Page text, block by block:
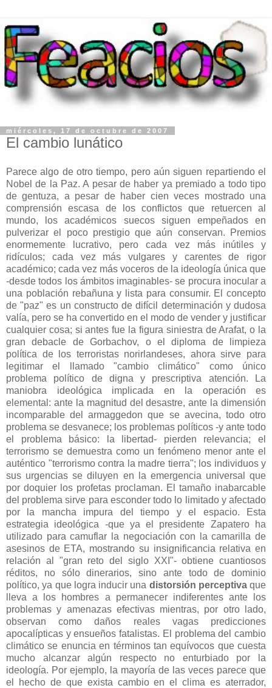
miércoles, 17 de octubre de 2007
El cambio lunático
Parece algo de otro tiempo, pero aún siguen repartiendo el
Nobel de la Paz. A pesar de haber ya premiado a todo tipo
de gentuza, a pesar de haber cien veces mostrado una
comprensión escasa de los conflictos que retuercen al
mundo, los académicos suecos siguen empeñados en
pulverizar el poco prestigio que aún conservan. Premios
enormemente lucrativo, pero cada vez más inútiles y
ridículos; cada vez más vulgares y carentes de rigor
académico; cada vez más voceros de la ideología única que
-desde todos los ámbitos imaginables- se procura inocular a
una población rebañuna y lista para consumir. El concepto
de "paz" es un constructo de difícil determinación y dudosa
valía, pero se ha convertido en el modo de vender y justificar
cualquier cosa; si antes fue la figura siniestra de Arafat, o la
gran debacle de Gorbachov, o el diploma de limpieza
política de los terroristas norirlandeses, ahora sirve para
legitimar el llamado "cambio climático" como único
problema político de digna y prescriptiva atención. La
maniobra ideológica implicada en la operación es
elemental: ante la magnitud del desastre, ante la dimensión
incomparable del armaggedon que se avecina, todo otro
problema se desvanece; los problemas políticos -y ante todo
el problema básico: la libertad- pierden relevancia; el
terrorismo se demuestra como un fenómeno menor ante el
auténtico "terrorismo contra la madre tierra"; los individuos y
sus urgencias se diluyen en la emergencia universal que
por doquier los profetas proclaman. El tamaño inabarcable
del problema sirve para esconder todo lo limitado y afectado
por la mancha impura del tiempo y el espacio. Esta
estrategia ideológica -que ya el presidente Zapatero ha
utilizado para camuflar la negociación con la camarilla de
asesinos de ETA, mostrando su insignificancia relativa en
relación al "gran reto del siglo XXI"- obtiene cuantiosos
réditos, no sólo dinerarios, sino ante todo de dominio
político, ya que logra inducir una distorsión perceptiva que
lleva a los hombres a permanecer indiferentes ante los
problemas y amenazas efectivas mientras, por otro lado,
observan como daños reales vagas predicciones
apocalípticas y ensueños fatalistas. El problema del cambio
climático se enuncia en términos tan equívocos que cuesta
mucho alcanzar algún respecto no enturbiado por la
ideología. Por ejemplo, la mayoría de las veces parece que
el hecho de que exista cambio en el clima es aterrador,